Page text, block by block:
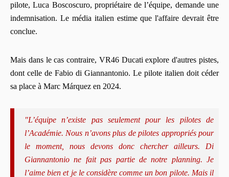
pilote, Luca Boscoscuro, propriétaire de l’équipe, demande une
indemnisation. Le média italien estime que l'affaire devrait être
conclue.
Mais dans le cas contraire, VR46 Ducati explore d'autres pistes,
dont celle de Fabio di Giannantonio. Le pilote italien doit céder
sa place à Marc Márquez en 2024.
"L’équipe n’existe pas seulement pour les pilotes de
l’Académie. Nous n’avons plus de pilotes appropriés pour
le moment, nous devons donc chercher ailleurs. Di
Giannantonio ne fait pas partie de notre planning. Je
l’aime bien et je le considère comme un bon pilote. Mais il